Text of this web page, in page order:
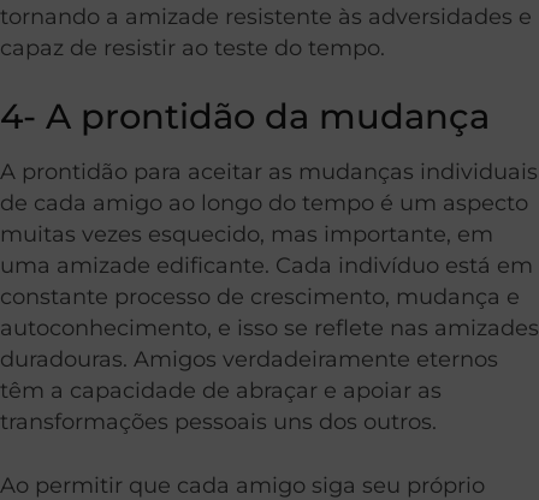
tornando a amizade resistente às adversidades e
capaz de resistir ao teste do tempo.
4- A prontidão da mudança
A prontidão para aceitar as mudanças individuais
de cada amigo ao longo do tempo é um aspecto
muitas vezes esquecido, mas importante, em
uma amizade edificante. Cada indivíduo está em
constante processo de crescimento, mudança e
autoconhecimento, e isso se reflete nas amizades
duradouras. Amigos verdadeiramente eternos
têm a capacidade de abraçar e apoiar as
transformações pessoais uns dos outros.
Ao permitir que cada amigo siga seu próprio